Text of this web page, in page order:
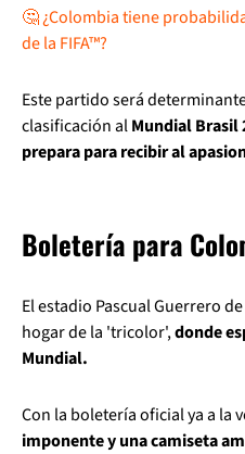
🤔 ¿Colombia tiene
de la FIFA™?
Este partido será
clasificación alMundial Brasil
prepara para recibir al
Boletería para
El estadio Pascual Guerrero
hogar de la 'tricolor',donde
Mundial.
Con la boletería oficial ya a la
imponente y una camiseta